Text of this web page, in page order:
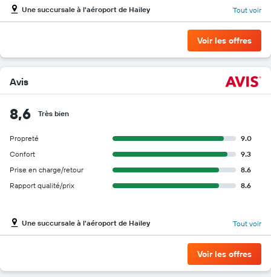
Une succursale à l'aéroport de Hailey Tout voir
Voir les offres
Avis
8,6 Très bien
Propreté
9.0
Confort
9.3
Prise en charge/retour
8.6
Rapport qualité/prix
8.6
Une succursale à l'aéroport de Hailey Tout voir
Voir les offres